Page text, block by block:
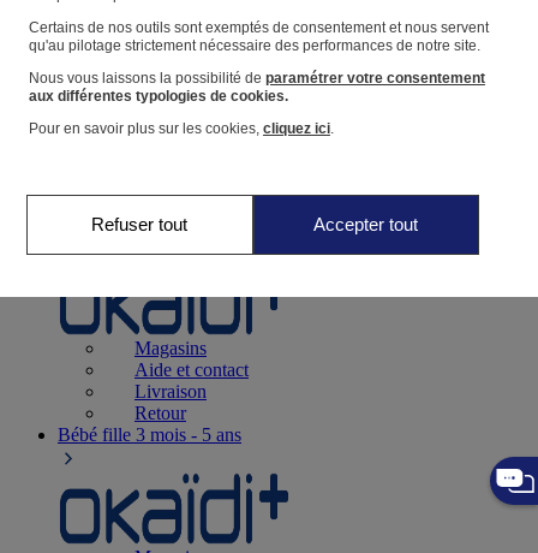
Suivre une commande
Panier
Favoris
Naissance0-12 mois
Magasins
Aide et contact
Livraison
Retour
Bébé fille 3 mois - 5 ans
Certains de nos outils sont exemptés de consentement et nous servent
qu'au pilotage strictement nécessaire des performances de notre site.
Nous vous laissons la possibilité de paramétrer votre consentement
aux différentes typologies de cookies.
Pour en savoir plus sur les cookies, cliquez ici.
Refuser tout Accepter tout